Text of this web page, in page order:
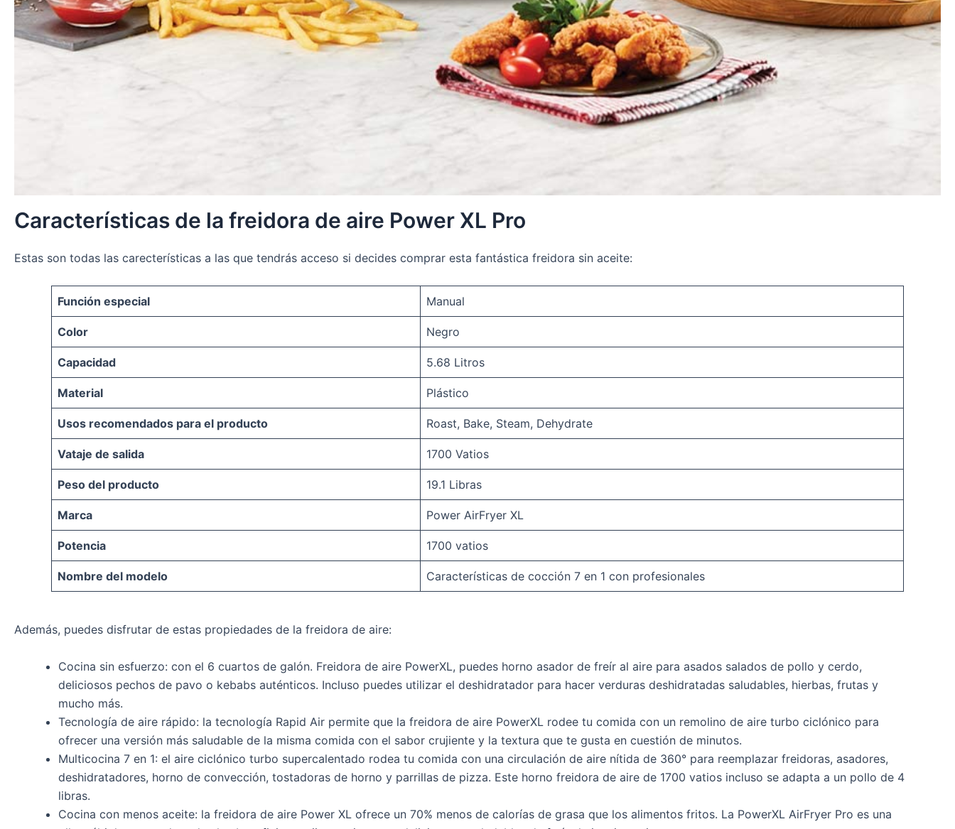
Características de la freidora de aire Power XL Pro
Estas son todas las carecterísticas a las que tendrás acceso si decides comprar esta fantástica freidora sin aceite:
Función especial Manual
Color Negro
Capacidad 5.68 Litros
Material Plástico
Usos recomendados para el producto Roast, Bake, Steam, Dehydrate
Vataje de salida 1700 Vatios
Peso del producto 19.1 Libras
Marca Power AirFryer XL
Potencia 1700 vatios
Nombre del modelo Características de cocción 7 en 1 con profesionales
Además, puedes disfrutar de estas propiedades de la freidora de aire:
Cocina sin esfuerzo: con el 6 cuartos de galón. Freidora de aire PowerXL, puedes horno asador de freír al aire para asados salados de pollo y cerdo,
deliciosos pechos de pavo o kebabs auténticos. Incluso puedes utilizar el deshidratador para hacer verduras deshidratadas saludables, hierbas, frutas y
mucho más.
Tecnología de aire rápido: la tecnología Rapid Air permite que la freidora de aire PowerXL rodee tu comida con un remolino de aire turbo ciclónico para
ofrecer una versión más saludable de la misma comida con el sabor crujiente y la textura que te gusta en cuestión de minutos.
Multicocina 7 en 1: el aire ciclónico turbo supercalentado rodea tu comida con una circulación de aire nítida de 360° para reemplazar freidoras, asadores,
deshidratadores, horno de convección, tostadoras de horno y parrillas de pizza. Este horno freidora de aire de 1700 vatios incluso se adapta a un pollo de 4
libras.
Cocina con menos aceite: la freidora de aire Power XL ofrece un 70% menos de calorías de grasa que los alimentos fritos. La PowerXL AirFryer Pro es una